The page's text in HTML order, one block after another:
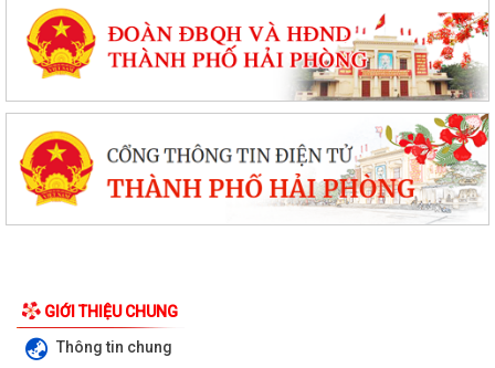
GIỚI THIỆU CHUNG
Thông tin chung